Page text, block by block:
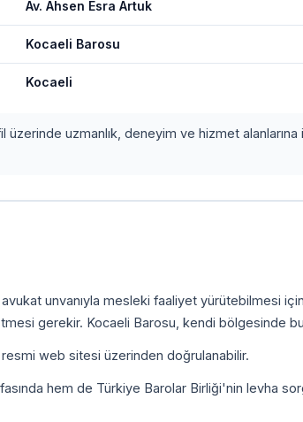
Av. Ahsen Esra Artuk
Kocaeli Barosu
Kocaeli
uzmanlık, deneyim ve hizmet alanlarına
avukat unvanıyla mesleki faaliyet yürütebilmesi
gerekir. Kocaeli Barosu, kendi bölgesinde
web sitesi üzerinden doğrulanabilir.
hem de Türkiye Barolar Birliği'nin levha